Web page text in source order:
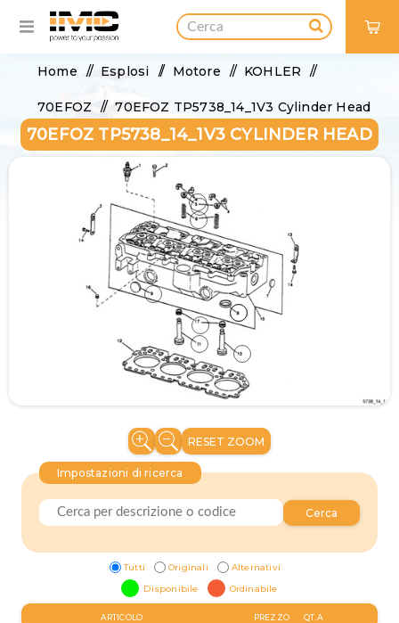
Home / Esplosi / Motore / KOHLER /
70EFOZ / 70EFOZ TP5738_14_1V3 Cylinder Head
70EFOZ TP5738_14_1V3 CYLINDER HEAD
RESET ZOOM
Cerca
Impostazioni di ricerca
Tutti Originali
Alternativi
Disponibile
Ordinabile
ARTICOLO PREZZO QT.A